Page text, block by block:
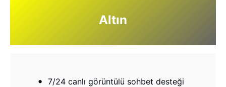
Altın
7/24 canlı görüntülü sohbet desteği